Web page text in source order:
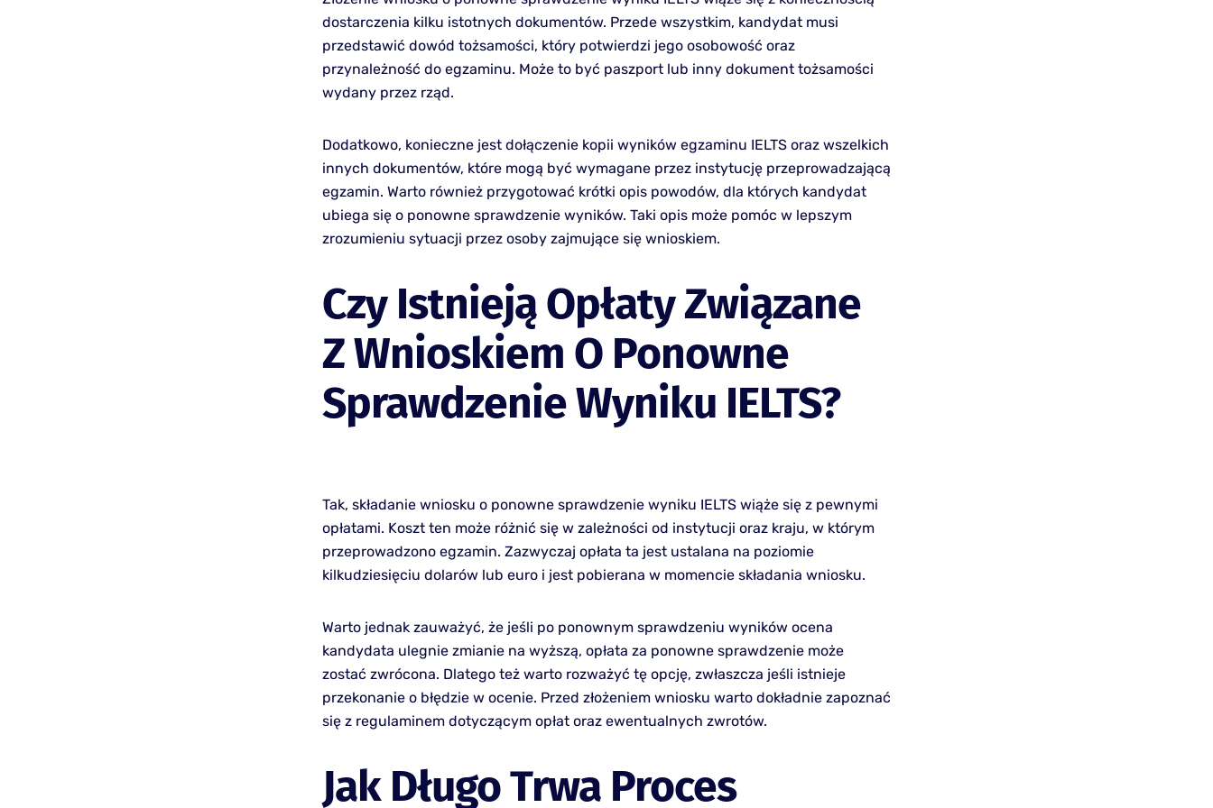
dostarczenia kilku istotnych dokumentów. Przede wszystkim, kandydat musi
przedstawić dowód tożsamości, który potwierdzi jego osobowość oraz
przynależność do egzaminu. Może to być paszport lub inny dokument tożsamości
wydany przez rząd.
Dodatkowo, konieczne jest dołączenie kopii wyników egzaminu IELTS oraz wszelkich
innych dokumentów, które mogą być wymagane przez instytucję przeprowadzającą
egzamin. Warto również przygotować krótki opis powodów, dla których kandydat
ubiega się o ponowne sprawdzenie wyników. Taki opis może pomóc w lepszym
zrozumieniu sytuacji przez osoby zajmujące się wnioskiem.
Czy Istnieją Opłaty Związane
Z Wnioskiem O Ponowne
Sprawdzenie Wyniku IELTS?
Tak, składanie wniosku o ponowne sprawdzenie wyniku IELTS wiąże się z pewnymi
opłatami. Koszt ten może różnić się w zależności od instytucji oraz kraju, w którym
przeprowadzono egzamin. Zazwyczaj opłata ta jest ustalana na poziomie
kilkudziesięciu dolarów lub euro i jest pobierana w momencie składania wniosku.
Warto jednak zauważyć, że jeśli po ponownym sprawdzeniu wyników ocena
kandydata ulegnie zmianie na wyższą, opłata za ponowne sprawdzenie może
zostać zwrócona. Dlatego też warto rozważyć tę opcję, zwłaszcza jeśli istnieje
przekonanie o błędzie w ocenie. Przed złożeniem wniosku warto dokładnie zapoznać
się z regulaminem dotyczącym opłat oraz ewentualnych zwrotów.
Jak Długo Trwa Proces